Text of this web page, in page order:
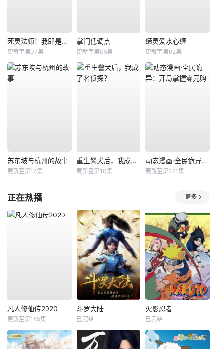
死灵法师！我即是天灾
更新至第07集
掌门低调点
更新至第05集
缔灵爱水心缠
更新至第02集
苏东坡与杭州的故事
更新至第17集
重生警犬后，我成了名侦探？
更新至第10集
动态漫画·全民诡异：开局掌握零元购
更新至第271集
正在热播 更多
凡人修仙传2020
更新至第185集
斗罗大陆
已完结
火影忍者
已完结